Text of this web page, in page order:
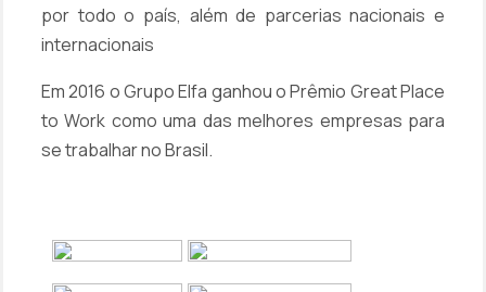
por todo o país, além de parcerias nacionais e
internacionais
Em 2016 o Grupo Elfa ganhou oPrêmio Great Place
to Work como uma das melhores empresas para
se trabalhar no Brasil.